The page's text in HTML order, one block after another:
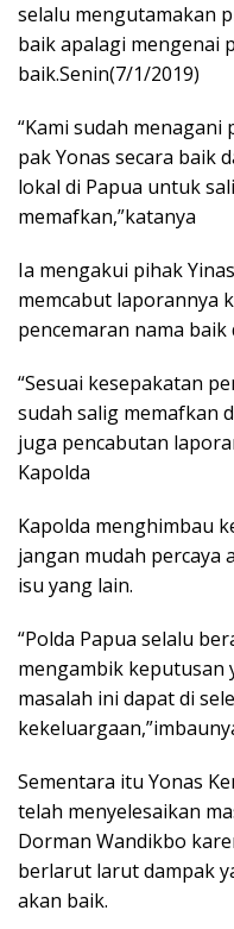
selalu mengutamakan
baik apalagi mengenai
baik.Senin(7/1/2019)
“Kami sudah
pak Yonas secara baik
lokal di Papua untuk
memafkan,”katanya
Ia mengakui pihak
memcabut laporannya
pencemaran nama baik
“Sesuai kesepakatan
sudah salig memafkan
juga pencabutan
Kapolda
Kapolda menghimbau
jangan mudah percaya
isu yang lain.
“Polda Papua selalu
mengambik keputusan
masalah ini dapat di
Sementara itu Yonas
telah menyelesaikan
Dorman Wandikbo
berlarut larut dampak
akan baik.